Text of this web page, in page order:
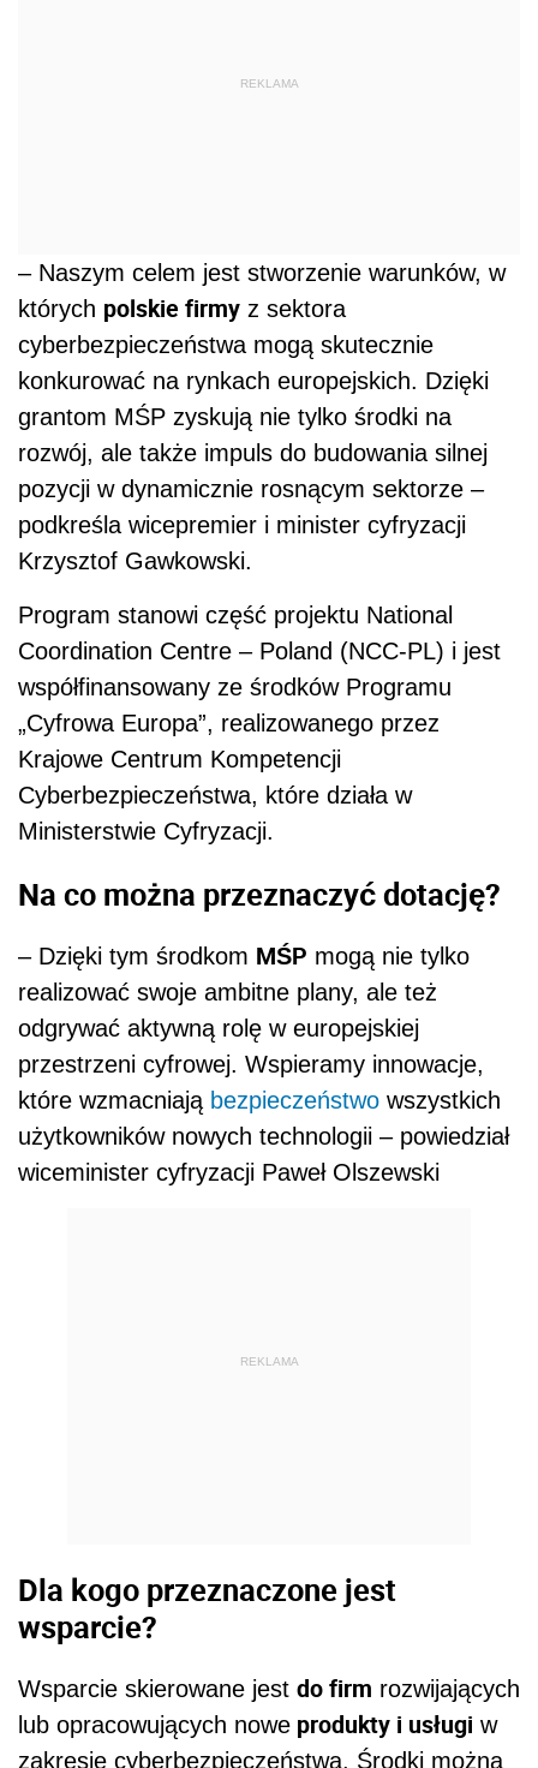
REKLAMA
– Naszym celem jest stworzenie warunków, w
których polskie firmy z sektora
cyberbezpieczeństwa mogą skutecznie
konkurować na rynkach europejskich. Dzięki
grantom MŚP zyskują nie tylko środki na
rozwój, ale także impuls do budowania silnej
pozycji w dynamicznie rosnącym sektorze –
podkreśla wicepremier i minister cyfryzacji
Krzysztof Gawkowski.
Program stanowi część projektu National
Coordination Centre – Poland (NCC-PL) i jest
współfinansowany ze środków Programu
„Cyfrowa Europa”, realizowanego przez
Krajowe Centrum Kompetencji
Cyberbezpieczeństwa, które działa w
Ministerstwie Cyfryzacji.
Na co można przeznaczyć dotację?
– Dzięki tym środkom MŚP mogą nie tylko
realizować swoje ambitne plany, ale też
odgrywać aktywną rolę w europejskiej
przestrzeni cyfrowej. Wspieramy innowacje,
które wzmacniają bezpieczeństwo wszystkich
użytkowników nowych technologii – powiedział
wiceminister cyfryzacji Paweł Olszewski
REKLAMA
Dla kogo przeznaczone jest
wsparcie?
Wsparcie skierowane jest do firm rozwijających
lub opracowujących nowe produkty i usługi w
zakresie cyberbezpieczeństwa. Środki można